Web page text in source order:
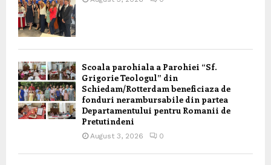
Scoala parohiala a Parohiei “Sf.
Grigorie Teologul” din
Schiedam/Rotterdam beneficiaza de
fonduri nerambursabile din partea
Departamentului pentru Romanii de
Pretutindeni
August 3, 2026 0